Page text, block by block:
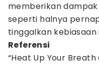
memberikan dampak
seperti halnya
tinggalkan kebiasaan
Referensi
“Heat Up Your